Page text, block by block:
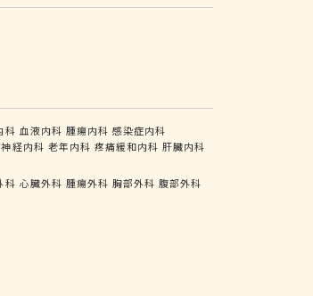
科 血液内科 腫瘍内科 感染症内科
経内科 老年内科 疼痛緩和内科 肝臓内科
科 心臓外科 腫瘍外科 胸部外科 腹部外科